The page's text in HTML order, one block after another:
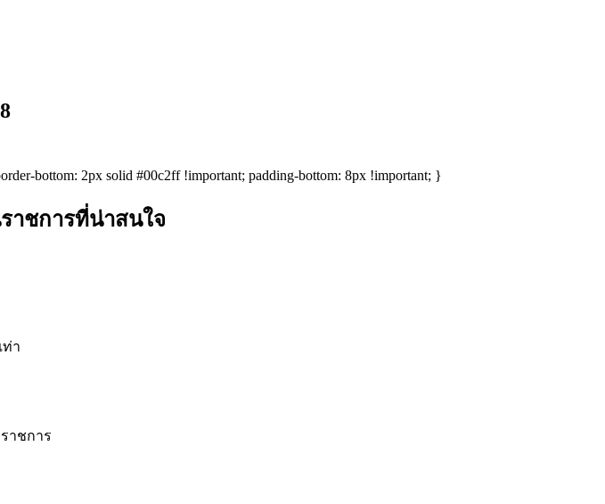
bottom: 2px solid #00c2ff !important; padding-bottom: 8px !important; }
าชการที่น่าสนใจ
ท่า
าชการ